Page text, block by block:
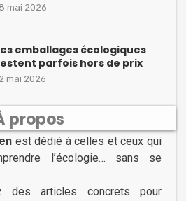
mai 2026
emballages écologiques
parfois hors de prix
mai 2026
propos
est dédié à celles et ceux qui
l’écologie… sans se
des articles concrets pour